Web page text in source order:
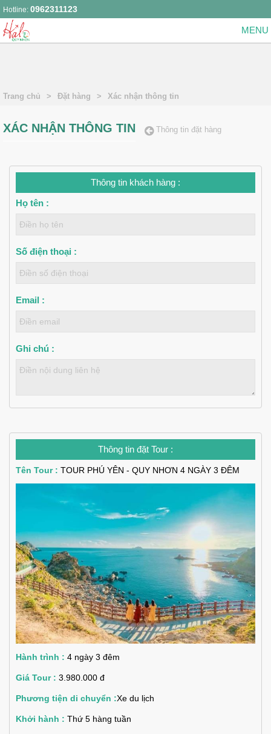
Hotline: 0962311123
Trang chủ > Đặt hàng > Xác nhận thông tin
XÁC NHẬN THÔNG TIN Thông tin đặt hàng
Thông tin khách hàng :
Họ tên :
Số điện thoại :
Email :
Ghi chú :
Thông tin đặt Tour :
Tên Tour : TOUR PHÚ YÊN - QUY NHƠN 4 NGÀY 3 ĐÊM
Hành trình : 4 ngày 3 đêm
Giá Tour : 3.980.000 đ
Phương tiện di chuyển :Xe du lịch
Khởi hành : Thứ 5 hàng tuần